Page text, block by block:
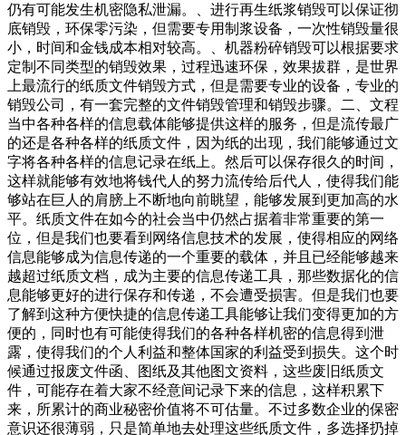
仍有可能发生机密隐私泄漏。、进行再生纸浆销毁可以保证彻
底销毁，环保零污染，但需要专用制浆设备，一次性销毁量很
小，时间和金钱成本相对较高。、机器粉碎销毁可以根据要求
定制不同类型的销毁效果，过程迅速环保，效果拔群，是世界
上最流行的纸质文件销毁方式，但是需要专业的设备，专业的
销毁公司，有一套完整的文件销毁管理和销毁步骤。二、文程
当中各种各样的信息载体能够提供这样的服务，但是流传最广
的还是各种各样的纸质文件，因为纸的出现，我们能够通过文
字将各种各样的信息记录在纸上。然后可以保存很久的时间，
这样就能够有效地将钱代人的努力流传给后代人，使得我们能
够站在巨人的肩膀上不断地向前眺望，能够发展到更加高的水
平。纸质文件在如今的社会当中仍然占据着非常重要的第一
位，但是我们也要看到网络信息技术的发展，使得相应的网络
信息能够成为信息传递的一个重要的载体，并且已经能够越来
越超过纸质文档，成为主要的信息传递工具，那些数据化的信
息能够更好的进行保存和传递，不会遭受损害。但是我们也要
了解到这种方便快捷的信息传递工具能够让我们变得更加的方
便的，同时也有可能使得我们的各种各样机密的信息得到泄
露，使得我们的个人利益和整体国家的利益受到损失。这个时
候通过报废文件函、图纸及其他图文资料，这些废旧纸质文
件，可能存在着大家不经意间记录下来的信息，这样积累下
来，所累计的商业秘密价值将不可估量。不过多数企业的保密
意识还很薄弱，只是简单地去处理这些纸质文件，多选择扔掉